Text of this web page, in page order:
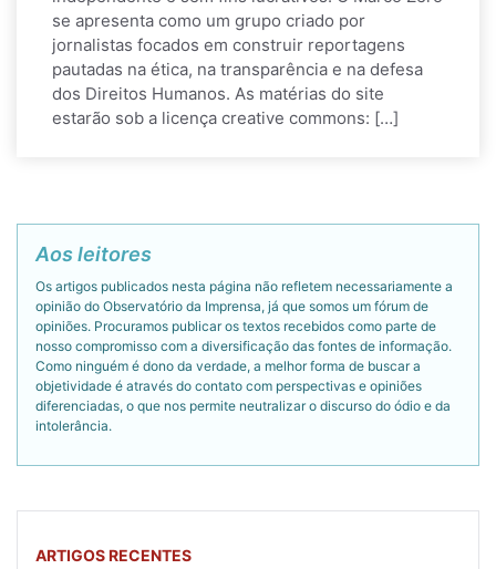
se apresenta como um grupo criado por
jornalistas focados em construir reportagens
pautadas na ética, na transparência e na defesa
dos Direitos Humanos. As matérias do site
estarão sob a licença creative commons: […]
Aos leitores
Os artigos publicados nesta página não refletem necessariamente a
opinião do Observatório da Imprensa, já que somos um fórum de
opiniões. Procuramos publicar os textos recebidos como parte de
nosso compromisso com a diversificação das fontes de informação.
Como ninguém é dono da verdade, a melhor forma de buscar a
objetividade é através do contato com perspectivas e opiniões
diferenciadas, o que nos permite neutralizar o discurso do ódio e da
intolerância.
ARTIGOS RECENTES